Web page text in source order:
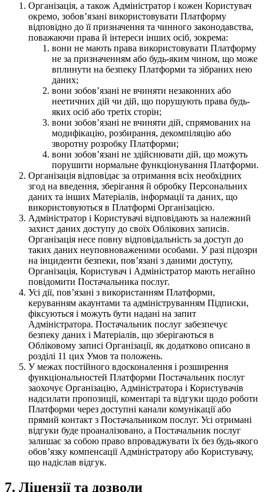
Організація, а також Адміністратор і кожен Користувач
окремо, зобовʼязані використовувати Платформу
відповідно до її призначення та чинного законодавства,
поважаючи права й інтереси інших осіб, зокрема:
вони не мають права використовувати Платформу
не за призначенням або будь-яким чином, що може
вплинути на безпеку Платформи та зібраних нею
даних;
вони зобовʼязані не вчиняти незаконних або
неетичних дій чи дій, що порушують права будь-
яких осіб або третіх сторін;
вони зобовʼязані не вчиняти дій, спрямованих на
модифікацію, розбирання, декомпіляцію або
зворотну розробку Платформи;
вони зобовʼязані не здійснювати дій, що можуть
порушити нормальне функціонування Платформи.
Організація відповідає за отримання всіх необхідних
згод на введення, зберігання й обробку Персональних
даних та інших Матеріалів, інформації та даних, що
використовуються в Платформі Організацією.
Адміністратор і Користувачі відповідають за належний
захист даних доступу до своїх Облікових записів.
Організація несе повну відповідальність за доступ до
таких даних неуповноваженими особами. У разі підозри
на інциденти безпеки, повʼязані з даними доступу,
Організація, Користувач і Адміністратор мають негайно
повідомити Постачальника послуг.
Усі дії, повʼязані з використанням Платформи,
керуванням акаунтами та адмініструванням Підписки,
фіксуються і можуть бути надані на запит
Адміністратора. Постачальник послуг забезпечує
безпеку даних і Матеріалів, що зберігаються в
Обліковому записі Організації, як додатково описано в
розділі 11 цих Умов та положень.
У межах постійного вдосконалення і розширення
функціональностей Платформи Постачальник послуг
заохочує Організацію, Адміністратора і Користувачів
надсилати пропозиції, коментарі та відгуки щодо роботи
Платформи через доступні канали комунікації або
прямий контакт з Постачальником послуг. Усі отримані
відгуки буде проаналізовано, а Постачальник послуг
залишає за собою право впроваджувати їх без будь-якого
обовʼязку компенсації Адміністратору або Користувачу,
що надіслав відгук.
7. Ліцензії та дозволи